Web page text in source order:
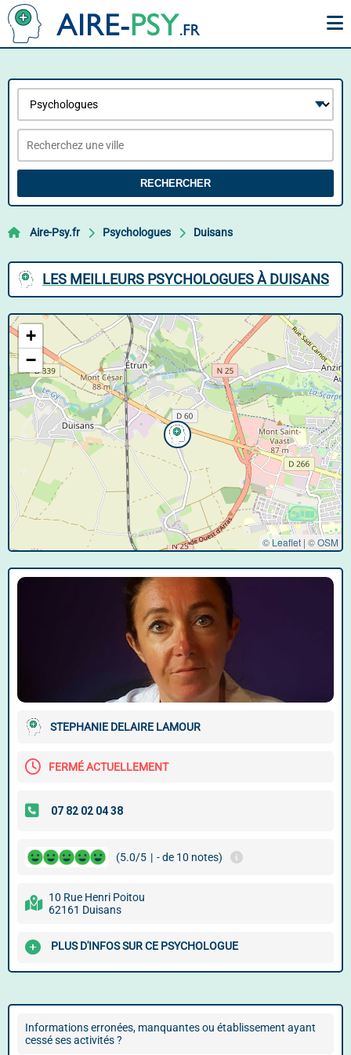
RECHERCHER
Aire-Psy.fr Psychologues Duisans
LES MEILLEURS PSYCHOLOGUES À DUISANS
+
−
© Leaflet | ©OSM
STEPHANIE DELAIRE LAMOUR
FERMÉ ACTUELLEMENT
(5.0/5 | - de 10 notes)
10 Rue Henri Poitou
62161 Duisans
PLUS D'INFOS SUR CE PSYCHOLOGUE
Informations erronées, manquantes ou établissement ayant
cessé ses activités ?